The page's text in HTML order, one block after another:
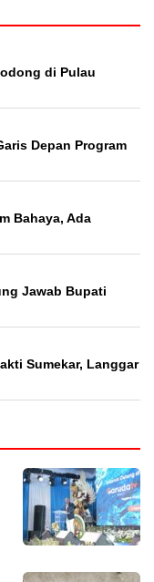
di Pulau
Depan Program
Bahaya, Ada
Jawab Bupati
Sumekar, Langgar